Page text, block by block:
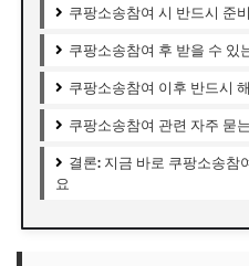
쿠팡소송참여 시 반드시 준
쿠팡소송참여 후 받을 수 있
쿠팡소송참여 이후 반드시
쿠팡소송참여 관련 자주 묻
결론: 지금 바로 쿠팡소송참
요